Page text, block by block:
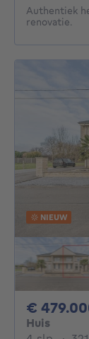
Authentiek
renovatie.
NIEUW
€
Huis